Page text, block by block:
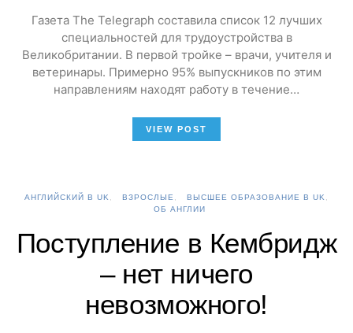
Газета The Telegraph составила список 12 лучших
специальностей для трудоустройства в
Великобритании. В первой тройке – врачи, учителя и
ветеринары. Примерно 95% выпускников по этим
направлениям находят работу в течение…
VIEW POST
АНГЛИЙСКИЙ В UK ВЗРОСЛЫЕ
ВЫСШЕЕ ОБРАЗОВАНИЕ В UK
ОБ АНГЛИИ
Поступление в Кембридж
– нет ничего
невозможного!